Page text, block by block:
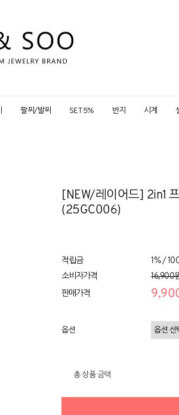
팔찌/발찌 SET 5% 반지 시계
[NEW/레이어드] 2in1
(25GC006)
적립금
1% /
소비자가격
16,900
판매가격
옵션
총 상품 금액